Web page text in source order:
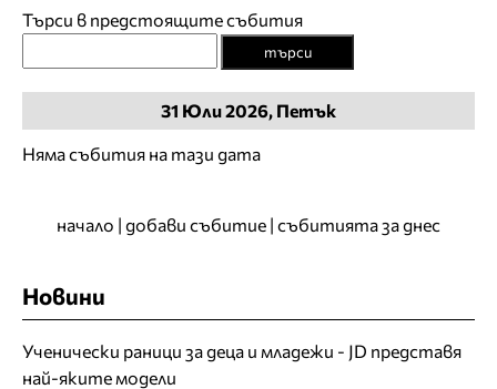
Търси в предстоящите събития
търси
31 Юли2026, Петък
Няма събития на тази дата
начало | добави събитие | събитията за днес
Новини
Ученически раници за деца и младежи - JD представя
най-яките модели